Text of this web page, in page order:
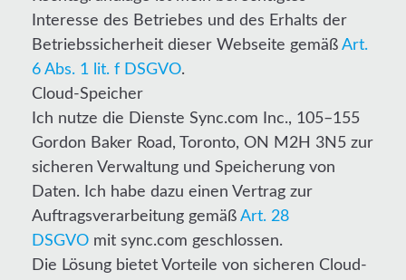
Interesse des Betriebes und des Erhalts der
Betriebssicherheit dieser Webseite gemäß Art.
6 Abs. 1 lit. f DSGVO.
Cloud-Speicher
Ich nutze die Dienste Sync.com Inc., 105–155
Gordon Baker Road, Toronto, ON M2H 3N5 zur
sicheren Verwaltung und Speicherung von
Daten. Ich habe dazu einen Vertrag zur
Auftragsverarbeitung gemäß Art. 28
DSGVO mit sync.com geschlossen.
Die Lösung bietet Vorteile von sicheren Cloud-